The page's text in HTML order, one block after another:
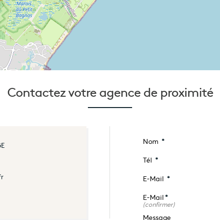
Contactez votre agence de proximité
Nom *
Tél *
E-Mail *
E-Mail*
(confirmer)
Message